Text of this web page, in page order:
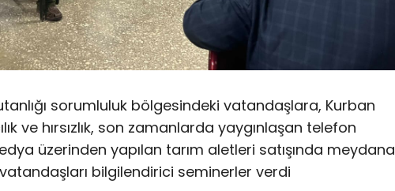
sorumluluk bölgesindeki vatandaşlara, Kurban
ve hırsızlık, son zamanlarda yaygınlaşan telefon
üzerinden yapılan tarım aletleri satışında meydana
vatandaşları bilgilendirici seminerler verdi